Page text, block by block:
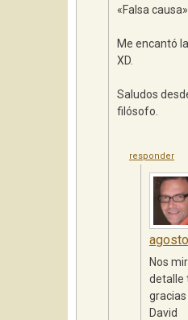
«Falsa causa».
Me encantó
XD.
Saludos
filósofo.
responder
Nos
detalle
gracias
David